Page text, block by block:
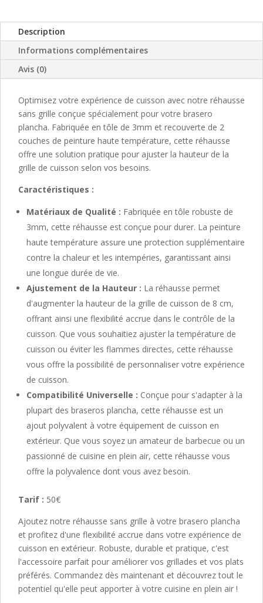
Description
Informations complémentaires
Avis (0)
Optimisez votre expérience de cuisson avec notre réhausse
sans grille conçue spécialement pour votre brasero
plancha. Fabriquée en tôle de 3mm et recouverte de 2
couches de peinture haute température, cette réhausse
offre une solution pratique pour ajuster la hauteur de la
grille de cuisson selon vos besoins.
Caractéristiques :
Matériaux de Qualité : Fabriquée en tôle robuste de
3mm, cette réhausse est conçue pour durer. La peinture
haute température assure une protection supplémentaire
contre la chaleur et les intempéries, garantissant ainsi
une longue durée de vie.
Ajustement de la Hauteur : La réhausse permet
d'augmenter la hauteur de la grille de cuisson de 8 cm,
offrant ainsi une flexibilité accrue dans le contrôle de la
cuisson. Que vous souhaitiez ajuster la température de
cuisson ou éviter les flammes directes, cette réhausse
vous offre la possibilité de personnaliser votre expérience
de cuisson.
Compatibilité Universelle : Conçue pour s'adapter à la
plupart des braseros plancha, cette réhausse est un
ajout polyvalent à votre équipement de cuisson en
extérieur. Que vous soyez un amateur de barbecue ou un
passionné de cuisine en plein air, cette réhausse vous
offre la polyvalence dont vous avez besoin.
Tarif : 50€
Ajoutez notre réhausse sans grille à votre brasero plancha
et profitez d'une flexibilité accrue dans votre expérience de
cuisson en extérieur. Robuste, durable et pratique, c'est
l'accessoire parfait pour améliorer vos grillades et vos plats
préférés. Commandez dès maintenant et découvrez tout le
potentiel qu'elle peut apporter à votre cuisine en plein air !